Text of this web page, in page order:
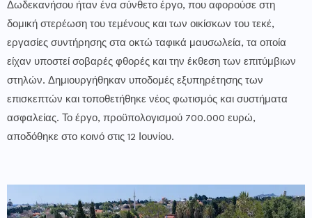
Δωδεκανήσου ήταν ένα σύνθετο έργο, που αφορούσε στη
δομική στερέωση του τεμένους και των οικίσκων του τεκέ,
εργασίες συντήρησης στα οκτώ ταφικά μαυσωλεία, τα οποία
είχαν υποστεί σοβαρές φθορές και την έκθεση των επιτύμβιων
στηλών. Δημιουργήθηκαν υποδομές εξυπηρέτησης των
επισκεπτών και τοποθετήθηκε νέος φωτισμός και συστήματα
ασφαλείας. Το έργο, προϋπολογισμού 700.000 ευρώ,
αποδόθηκε στο κοινό στις 12 Ιουνίου.